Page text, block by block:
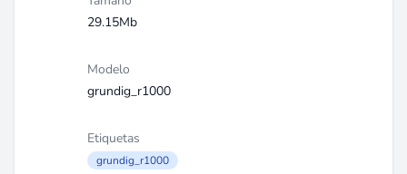
29.15Mb
Modelo
grundig_r1000
Etiquetas
grundig_r1000